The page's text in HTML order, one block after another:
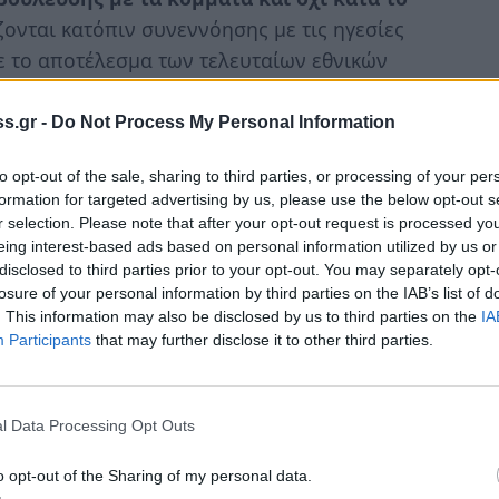
- Do Not Process My Personal Information
opt-out of the sale, sharing to third parties, or processing of your
for targeted advertising by us, please use the below opt-out
selection. Please note that after your opt-out request is processed
interest-based ads based on personal information utilized by us
to third parties prior to your opt-out. You may separately
of your personal information by third parties on the IAB’s list of
This information may also be disclosed by us to third parties on the
Participants that may further disclose it to other third parties.
Data Processing Opt Outs
opt-out of the Sharing of my personal data.
κατόπιν συνεννόησης με τις ηγεσίες
αποτέλεσμα των τελευταίων εθνικών
μεταξύ 21 Μαΐου και 2
του Αρείου Πάγου που εισήχθη στο σώμα
ηΕυαγγελία Νίκα, πρόεδρος του
1983 και επιλέχθηκε το 2022 και ο
επιλέχθηκε το 2019.
με το σύστημα τηςαπλής αναλογικής
. Κατά πάσα πιθανότητα, θα
εκλογές, μεενισχυμένη αναλογική,
Ο νέος εκλογικός νόμος,
στις μεθεπόμενες εθνικές
του Ιουλίου 2023). Με το νόμο